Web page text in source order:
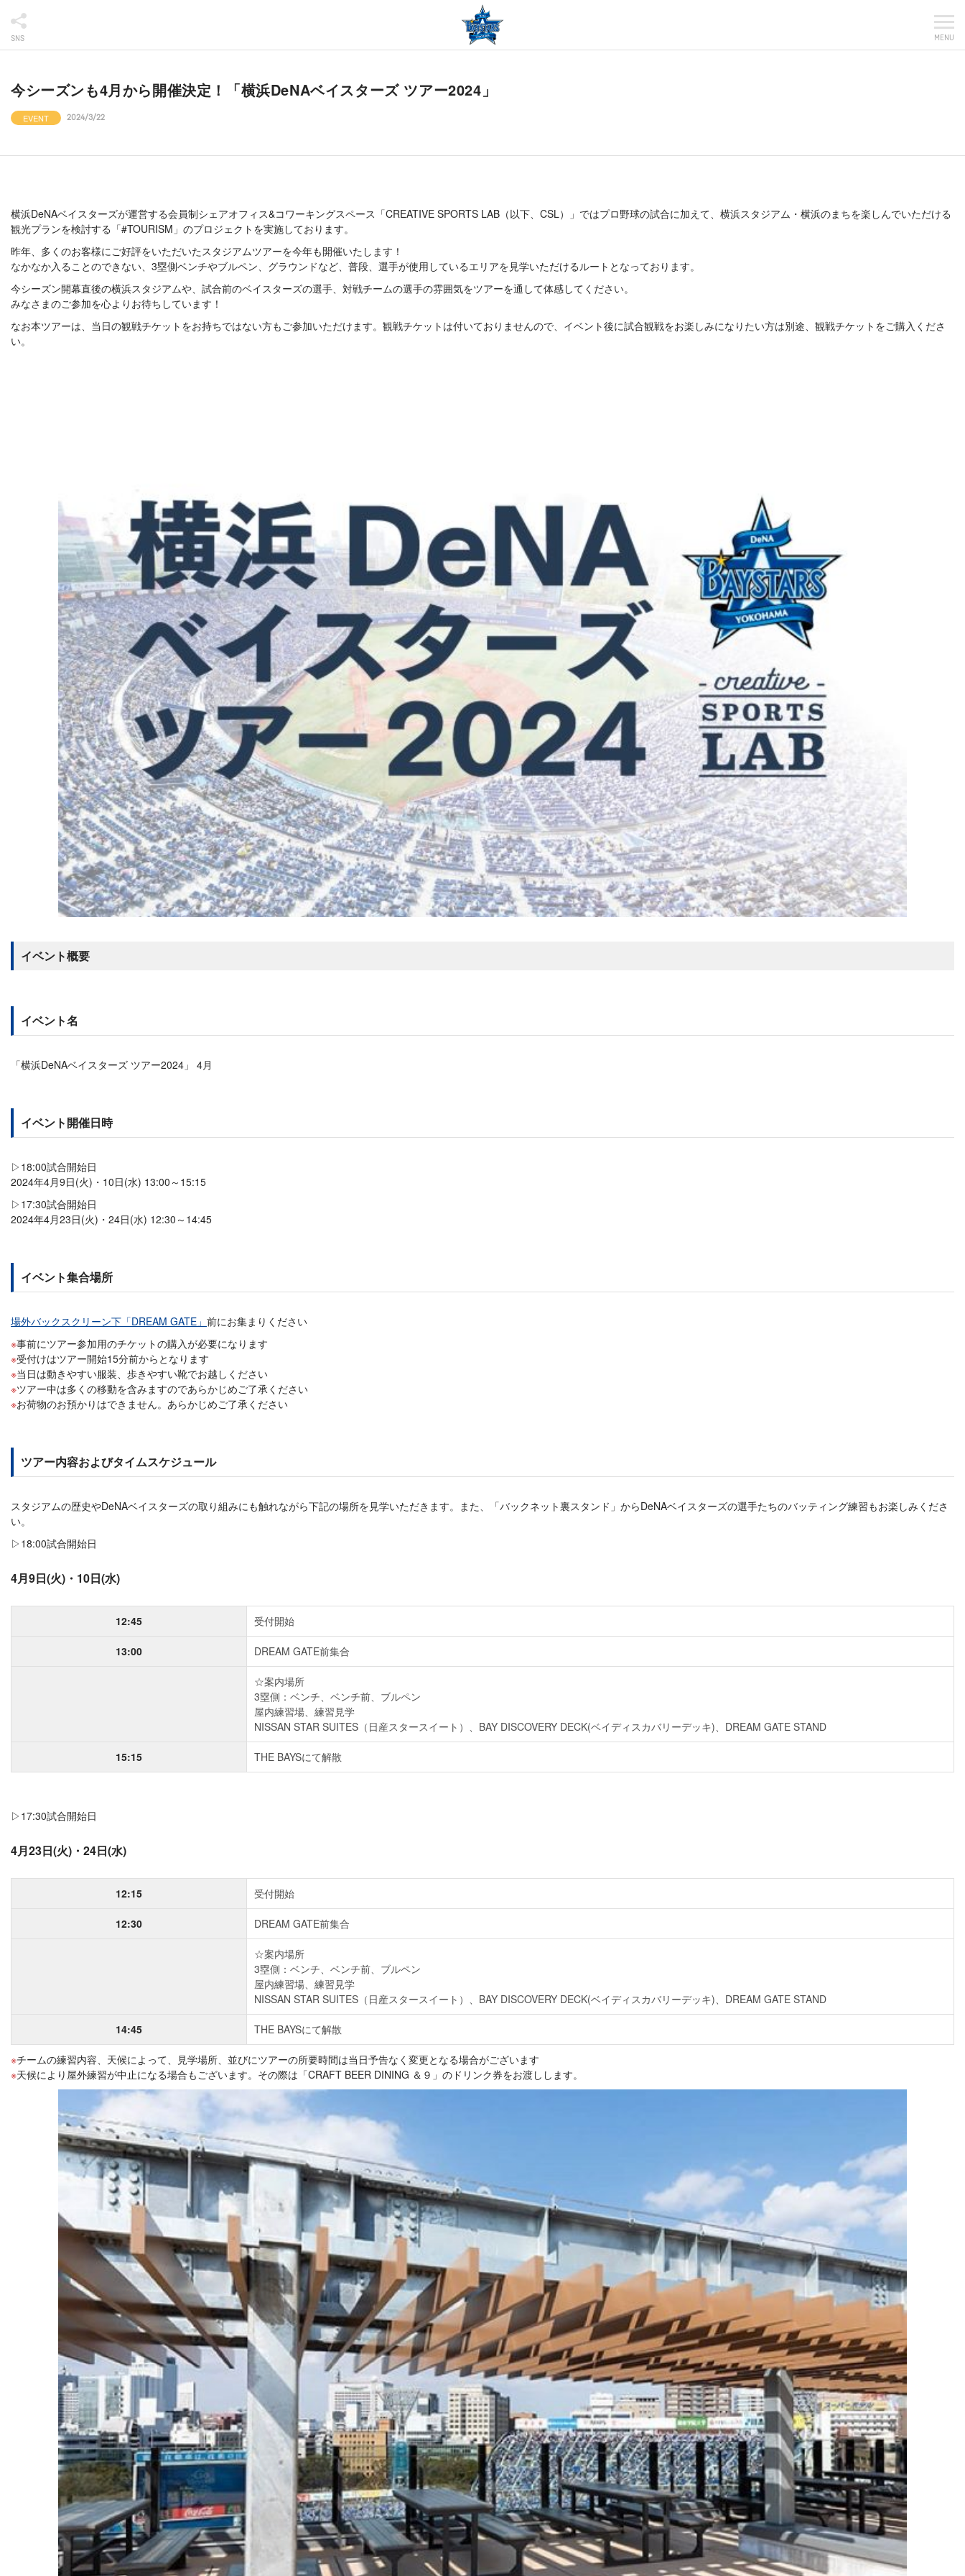
SNS MENU
今シーズンも4月から開催決定！「横浜DeNAベイスターズ ツアー2024」
EVENT 2024/3/22
横浜DeNAベイスターズが運営する会員制シェアオフィス&コワーキングスペース「CREATIVE SPORTS LAB（以下、CSL）」ではプロ野球の試合に加えて、横浜スタジアム・横浜のまちを楽しんでいただける
観光プランを検討する「#TOURISM」のプロジェクトを実施しております。
昨年、多くのお客様にご好評をいただいたスタジアムツアーを今年も開催いたします！
なかなか入ることのできない、3塁側ベンチやブルペン、グラウンドなど、普段、選手が使用しているエリアを見学いただけるルートとなっております。
今シーズン開幕直後の横浜スタジアムや、試合前のベイスターズの選手、対戦チームの選手の雰囲気をツアーを通して体感してください。
みなさまのご参加を心よりお待ちしています！
なお本ツアーは、当日の観戦チケットをお持ちではない方もご参加いただけます。観戦チケットは付いておりませんので、イベント後に試合観戦をお楽しみになりたい方は別途、観戦チケットをご購入くださ
い。
イベント概要
イベント名
「横浜DeNAベイスターズ ツアー2024」 4月
イベント開催日時
▷18:00試合開始日
2024年4月9日(火)・10日(水) 13:00～15:15
▷17:30試合開始日
2024年4月23日(火)・24日(水) 12:30～14:45
イベント集合場所
場外バックスクリーン下「DREAM GATE」 前にお集まりください
事前にツアー参加用のチケットの購入が必要になります
受付けはツアー開始15分前からとなります
当日は動きやすい服装、歩きやすい靴でお越しください
ツアー中は多くの移動を含みますのであらかじめご了承ください
お荷物のお預かりはできません。あらかじめご了承ください
ツアー内容およびタイムスケジュール
スタジアムの歴史やDeNAベイスターズの取り組みにも触れながら下記の場所を見学いただきます。また、「バックネット裏スタンド」からDeNAベイスターズの選手たちのバッティング練習もお楽しみくださ
い。
▷18:00試合開始日
4月9日(火)・10日(水)
12:45 受付開始
13:00 DREAM GATE前集合
☆案内場所
3塁側：ベンチ、ベンチ前、ブルペン
屋内練習場、練習見学
NISSAN STAR SUITES（日産スタースイート）、BAY DISCOVERY DECK(ベイディスカバリーデッキ)、DREAM GATE STAND
15:15 THE BAYSにて解散
▷17:30試合開始日
4月23日(火)・24日(水)
12:15 受付開始
12:30 DREAM GATE前集合
☆案内場所
3塁側：ベンチ、ベンチ前、ブルペン
屋内練習場、練習見学
NISSAN STAR SUITES（日産スタースイート）、BAY DISCOVERY DECK(ベイディスカバリーデッキ)、DREAM GATE STAND
14:45 THE BAYSにて解散
チームの練習内容、天候によって、見学場所、並びにツアーの所要時間は当日予告なく変更となる場合がございます
天候により屋外練習が中止になる場合もございます。その際は「CRAFT BEER DINING ＆９」のドリンク券をお渡しします。